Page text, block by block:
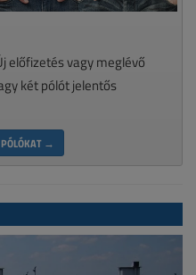
előfizetés vagy meglévő
két pólót jelentős
→